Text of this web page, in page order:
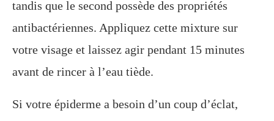
tandis que le second possède des propriétés
antibactériennes. Appliquez cette mixture sur
votre visage et laissez agir pendant 15 minutes
avant de rincer à l’eau tiède.
Si votre épiderme a besoin d’un coup d’éclat,